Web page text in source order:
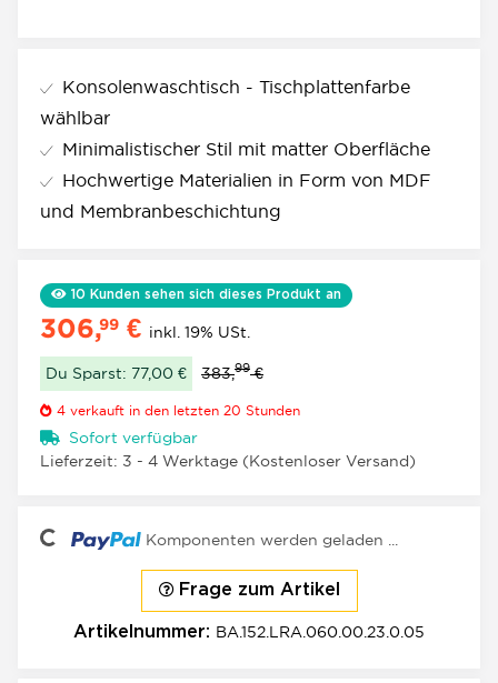
Konsolenwaschtisch - Tischplattenfarbe
wählbar
Minimalistischer Stil mit matter Oberfläche
Hochwertige Materialien in Form von MDF
und Membranbeschichtung
10 Kunden sehen sich dieses Produkt an
306,99 € inkl. 19% USt.
Du Sparst: 77,00 € 383,99€
4 verkauft in den letzten 20 Stunden
Sofort verfügbar
Lieferzeit: 3 - 4 Werktage (Kostenloser Versand)
Komponenten werden geladen ...
Frage zum Artikel
Artikelnummer: BA.152.LRA.060.00.23.0.05